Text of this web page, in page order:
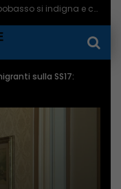
Ragazzine violentate al Romagnoli, Campobasso si indigna e chiede più controlli – 06/08/2026
sulla SS17: